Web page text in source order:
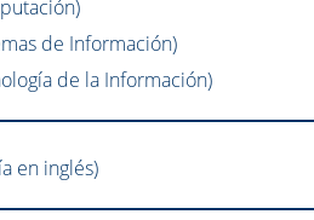
de Información)
de la Información)
en inglés)